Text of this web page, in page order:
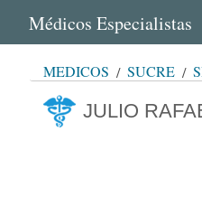
Médicos Especialistas
MÉDICOS SUCRE
JULIO